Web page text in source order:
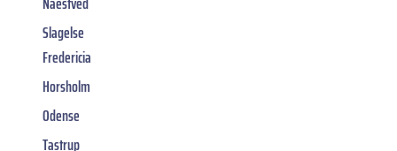
Slagelse
Fredericia
Horsholm
Odense
Tastrup